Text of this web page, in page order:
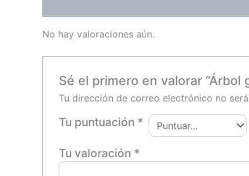
No hay valoraciones aún.
Sé el primero en valorar “Árbol
Tu dirección de correo electrónico no
Tu puntuación *
Tu valoración *